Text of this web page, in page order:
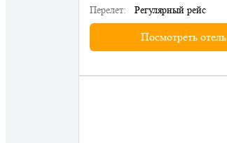
Перелет:
Регулярный рейс
Посмотреть отель